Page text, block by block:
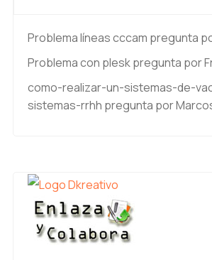
Problema líneas cccam pregunta
Problema con pleskpregunta por
como-realizar-un-sistemas-de-
sistemas-rrhh pregunta por